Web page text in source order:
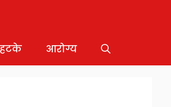
आरोग्य